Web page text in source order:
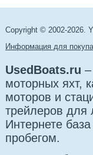
Copyright © 2002-2026.
Информация для
UsedBoats.ru
моторных яхт,
моторов и
трейлеров для
Интернете
пробегом.